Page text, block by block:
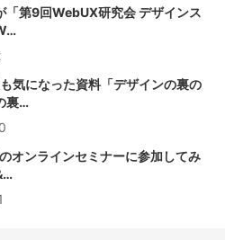
「第9回WebUX研究会 デザインス
気になった資料「デザインの裏の
裏…
オンラインセミナーに参加してみ